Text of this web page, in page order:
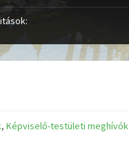
, Képviselő-testületi meghívók